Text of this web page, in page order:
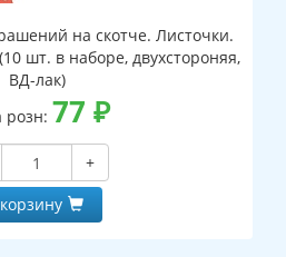
на скотче. Листочки.
шт. в наборе, двухстороняя,
ВД-лак)
розн: 77 ₽
+